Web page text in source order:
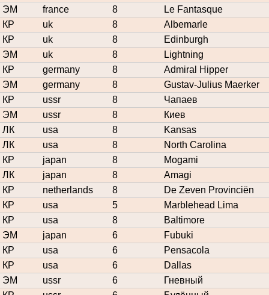
ЭМ
france 8
Le Fantasque
КР
uk 8
Albemarle
КР
uk 8
Edinburgh
ЭМ
uk 8
Lightning
КР
germany 8
Admiral Hipper
ЭМ
germany 8
Gustav-Julius Maerker
КР
ussr 8
Чапаев
ЭМ
ussr 8
Киев
ЛК
usa 8
Kansas
ЛК
usa 8
North Carolina
КР
japan 8
Mogami
ЛК
japan 8
Amagi
КР
netherlands 8
De Zeven Provinciën
КР
usa 5
Marblehead Lima
КР
usa 8
Baltimore
ЭМ
japan 6
Fubuki
КР
usa 6
Pensacola
КР
usa 6
Dallas
ЭМ
ussr 6
Гневный